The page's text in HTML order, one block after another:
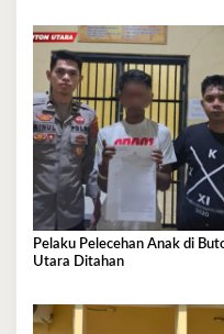
Pelaku Pelecehan Anak di
Utara Ditahan